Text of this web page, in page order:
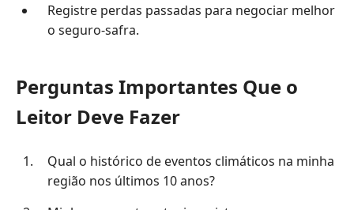
Registre perdas passadas para negociar melhor
o seguro-safra.
Perguntas Importantes Que o
Leitor Deve Fazer
Qual o histórico de eventos climáticos na minha
região nos últimos 10 anos?